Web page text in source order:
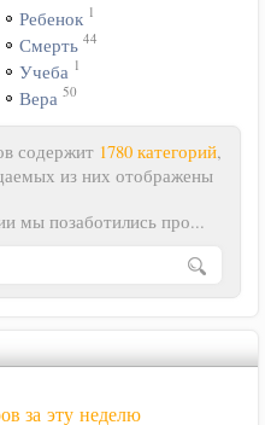
Ребенок 1
Смерть 44
Учеба 1
Вера 50
содержит 1780 категорий,
из них отображены
мы позаботились про...
за эту неделю